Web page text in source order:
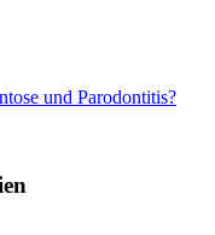
und Parodontitis?